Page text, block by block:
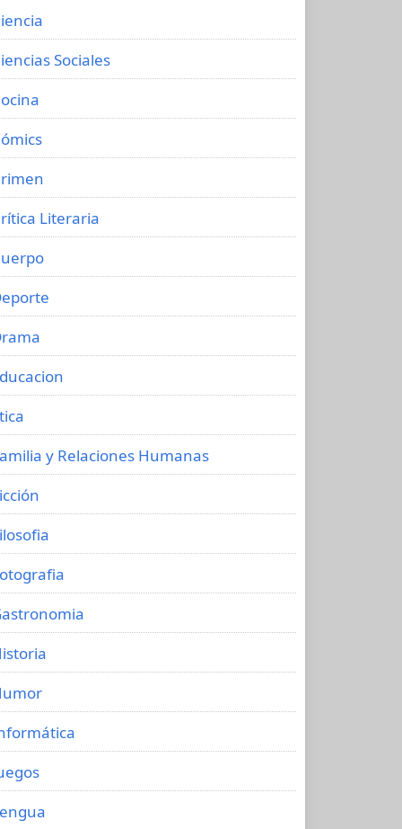
Sociales
Literaria
y Relaciones Humanas